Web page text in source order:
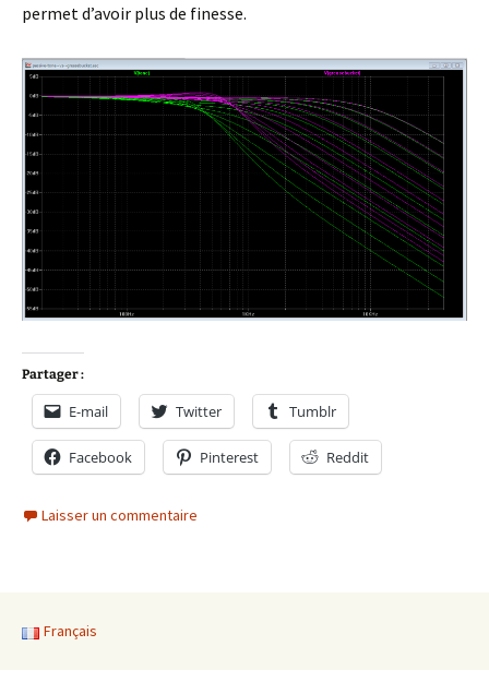
permet d’avoir plus de finesse.
Partager :
E-mail Twitter Tumblr
Facebook Pinterest Reddit
Laisser un commentaire
Français